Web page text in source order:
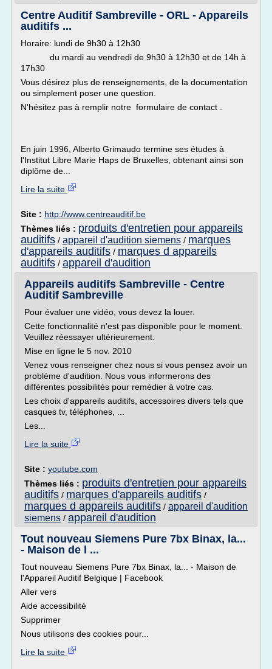
Centre Auditif Sambreville - ORL - Appareils
auditifs ...
Horaire: lundi de 9h30 à 12h30
du mardi au vendredi de 9h30 à 12h30 et de 14h à
17h30
Vous désirez plus de renseignements, de la documentation
ou simplement poser une question.
N'hésitez pas à remplir notre formulaire de contact .
En juin 1996, Alberto Grimaudo termine ses études à
l'Institut Libre Marie Haps de Bruxelles, obtenant ainsi son
diplôme de...
Lire la suite
Site : http://www.centreauditif.be
Thèmes liés : produits d'entretien pour appareils
auditifs / appareil d'audition siemens / marques
d'appareils auditifs / marques d appareils
auditifs / appareil d'audition
Appareils auditifs Sambreville - Centre
Auditif Sambreville
Pour évaluer une vidéo, vous devez la louer.
Cette fonctionnalité n'est pas disponible pour le moment.
Veuillez réessayer ultérieurement.
Mise en ligne le 5 nov. 2010
Venez vous renseigner chez nous si vous pensez avoir un
problème d'audition. Nous vous informerons des
différentes possibilités pour remédier à votre cas.
Les choix d'appareils auditifs, accessoires divers tels que
casques tv, téléphones, ...
Les...
Lire la suite
Site : youtube.com
Thèmes liés : produits d'entretien pour appareils
auditifs / marques d'appareils auditifs /
marques d appareils auditifs / appareil d'audition
siemens / appareil d'audition
Tout nouveau Siemens Pure 7bx Binax, la...
- Maison de l ...
Tout nouveau Siemens Pure 7bx Binax, la... - Maison de
l'Appareil Auditif Belgique | Facebook
Aller vers
Aide accessibilité
Supprimer
Nous utilisons des cookies pour...
Lire la suite